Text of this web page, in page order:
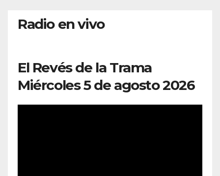
Radio en vivo
El Revés de la Trama
Miércoles 5 de agosto 2026